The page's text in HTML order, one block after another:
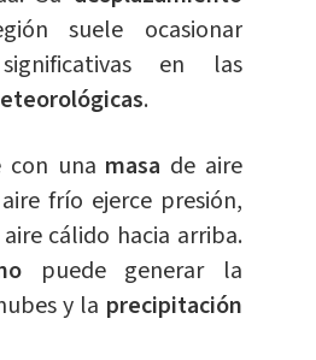
suele ocasionar
en las
.
con una masa de aire
frío ejerce presión,
cálido hacia arriba.
puede generar la
y la precipitación